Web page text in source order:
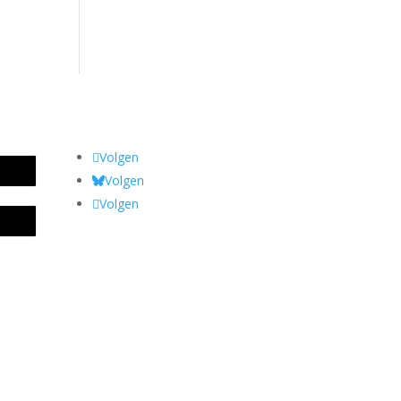
Volgen
Volgen
Volgen